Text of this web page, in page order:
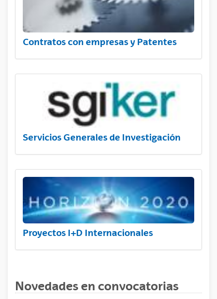
Contratos con empresas y Patentes
Servicios Generales de Investigación
Proyectos I+D Internacionales
Novedades en convocatorias